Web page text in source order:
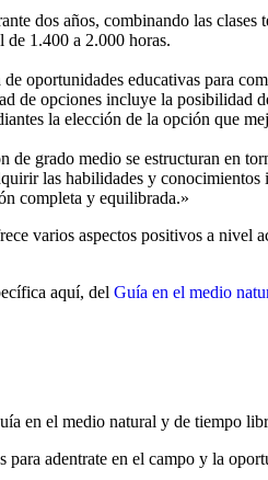
dos años, combinando las
de 1.400 a 2.000 horas.
oportunidades educativas para
de opciones incluye la posibilidad
la elección de la opción que
de grado medio se estructuran en
las habilidades y
completa y equilibrada.»
varios aspectos positivos a nivel
aquí, del Guía en el medio
en el medio natural y de tiempo
para adentrate en el campo y la